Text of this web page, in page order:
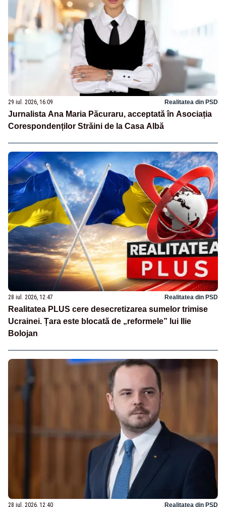
29 iul. 2026, 16:09 Realitatea din PSD
Jurnalista Ana Maria Păcuraru, acceptată în Asociația
Corespondenților Străini de la Casa Albă
28 iul. 2026, 12:47 Realitatea din PSD
Realitatea PLUS cere desecretizarea sumelor trimise
Ucrainei. Țara este blocată de „reformele” lui Ilie
Bolojan
28 iul. 2026, 12:40 Realitatea din PSD